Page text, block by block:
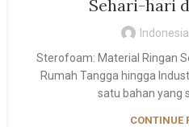
Sehari-hari
Sterofoam: Material Ringan
Rumah Tangga hingga
satu bahan yang
CONTINUE